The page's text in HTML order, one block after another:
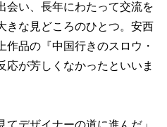
会い、長年にわたって交流を
きな見どころのひとつ。安西
品の『中国行きのスロウ・
応が芳しくなかったといいま
てデザイナーの道に進んだ」